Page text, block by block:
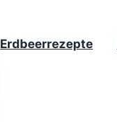
Erdbeerrezepte